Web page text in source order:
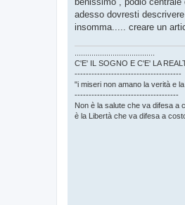
a
g
adesso dovresti
insomma..... creare un
......................................
C'E' IL SOGNO E C'E' LA
--------------------------------------
"i miseri non amano la verità e
-------------------------------------
Non è la salute che va difesa a
è la Libertà che va difesa a